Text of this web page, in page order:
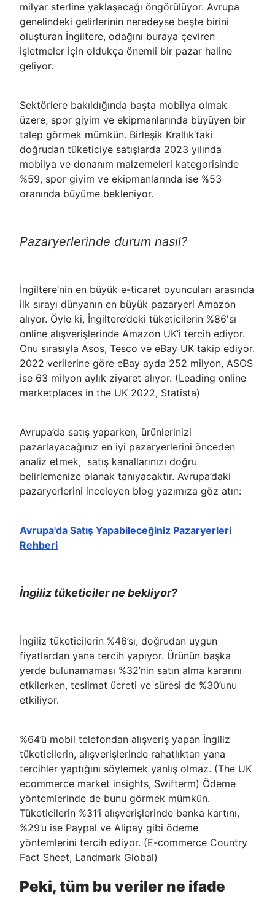
milyar sterline yaklaşacağı öngörülüyor. Avrupa
genelindeki gelirlerinin neredeyse beşte birini
oluşturan İngiltere, odağını buraya çeviren
işletmeler için oldukça önemli bir pazar haline
geliyor.
Sektörlere bakıldığında başta mobilya olmak
üzere, spor giyim ve ekipmanlarında büyüyen bir
talep görmek mümkün. Birleşik Krallık’taki
doğrudan tüketiciye satışlarda 2023 yılında
mobilya ve donanım malzemeleri kategorisinde
%59, spor giyim ve ekipmanlarında ise %53
oranında büyüme bekleniyor.
Pazaryerlerinde durum nasıl?
İngiltere’nin en büyük e-ticaret oyuncuları arasında
ilk sırayı dünyanın en büyük pazaryeri Amazon
alıyor. Öyle ki, İngiltere’deki tüketicilerin %86'sı
online alışverişlerinde Amazon UK’i tercih ediyor.
Onu sırasıyla Asos, Tesco ve eBay UK takip ediyor.
2022 verilerine göre eBay ayda 252 milyon, ASOS
ise 63 milyon aylık ziyaret alıyor. (Leading online
marketplaces in the UK 2022, Statista)
Avrupa’da satış yaparken, ürünlerinizi
pazarlayacağınız en iyi pazaryerlerini önceden
analiz etmek, satış kanallarınızı doğru
belirlemenize olanak tanıyacaktır. Avrupa’daki
pazaryerlerini inceleyen blog yazımıza göz atın:
Avrupa'da Satış Yapabileceğiniz Pazaryerleri
Rehberi
İngiliz tüketiciler ne bekliyor?
İngiliz tüketicilerin %46’sı, doğrudan uygun
fiyatlardan yana tercih yapıyor. Ürünün başka
yerde bulunamaması %32’nin satın alma kararını
etkilerken, teslimat ücreti ve süresi de %30’unu
etkiliyor.
%64’ü mobil telefondan alışveriş yapan İngiliz
tüketicilerin, alışverişlerinde rahatlıktan yana
tercihler yaptığını söylemek yanlış olmaz. (The UK
ecommerce market insights, Swifterm) Ödeme
yöntemlerinde de bunu görmek mümkün.
Tüketicilerin %31’i alışverişlerinde banka kartını,
%29’u ise Paypal ve Alipay gibi ödeme
yöntemlerini tercih ediyor. (E-commerce Country
Fact Sheet, Landmark Global)
Peki, tüm bu veriler ne ifade